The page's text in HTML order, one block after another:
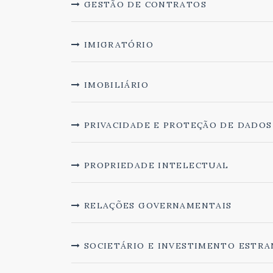
GESTÃO DE CONTRATOS
IMIGRATÓRIO
IMOBILIÁRIO
PRIVACIDADE E PROTEÇÃO DE DADOS
PROPRIEDADE INTELECTUAL
RELAÇÕES GOVERNAMENTAIS
SOCIETÁRIO E INVESTIMENTO